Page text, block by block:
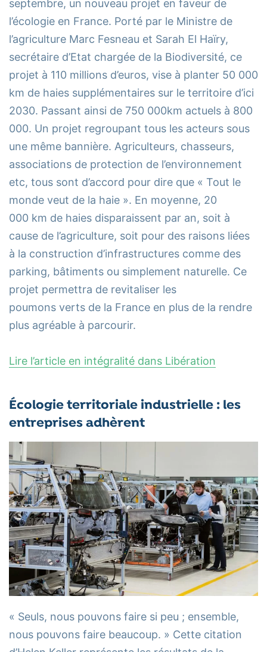
septembre, un nouveau projet en faveur de
l’écologie en France. Porté par le Ministre de
l’agriculture Marc Fesneau et Sarah El Haïry,
secrétaire d’Etat chargée de la Biodiversité, ce
projet à 110 millions d’euros, vise à planter 50 000
km de haies supplémentaires sur le territoire d’ici
2030. Passant ainsi de 750 000km actuels à 800
000. Un projet regroupant tous les acteurs sous
une même bannière. Agriculteurs, chasseurs,
associations de protection de l’environnement
etc, tous sont d’accord pour dire que « Tout le
monde veut de la haie ». En moyenne, 20
000 km de haies disparaissent par an, soit à
cause de l’agriculture, soit pour des raisons liées
à la construction d’infrastructures comme des
parking, bâtiments ou simplement naturelle. Ce
projet permettra de revitaliser les
poumons verts de la France en plus de la rendre
plus agréable à parcourir.
Lire l’article en intégralité dans Libération
Écologie territoriale industrielle : les
entreprises adhèrent
« Seuls, nous pouvons faire si peu ; ensemble,
nous pouvons faire beaucoup. » Cette citation